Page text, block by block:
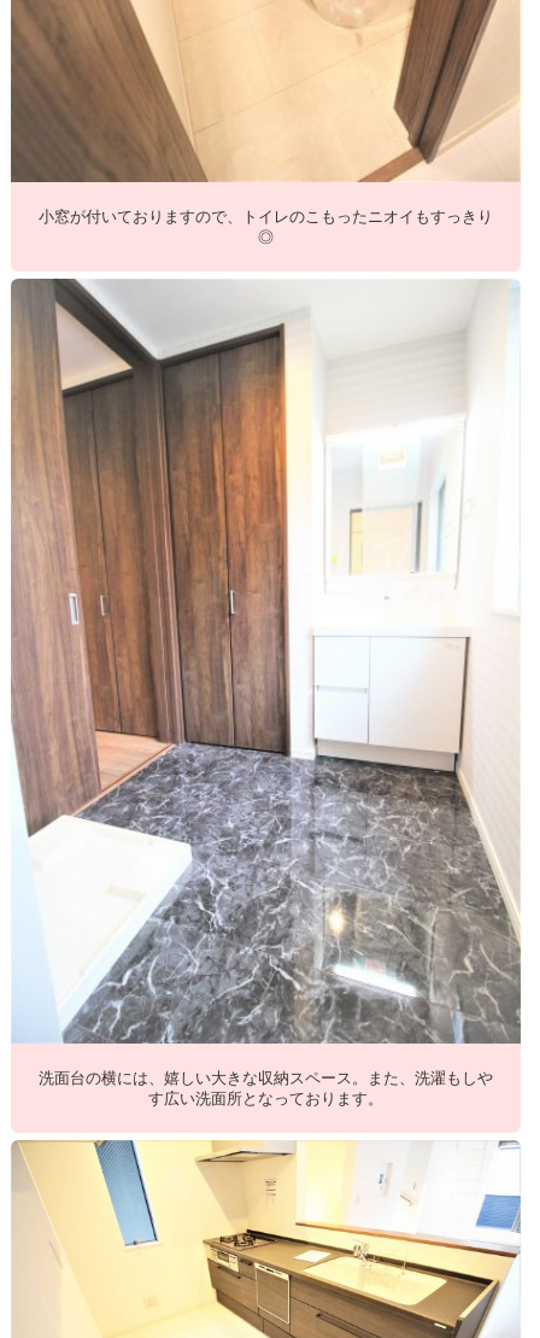
小窓が付いておりますので、トイレのこもったニオイもすっきり
◎
洗面台の横には、嬉しい大きな収納スペース。また、洗濯もしや
す広い洗面所となっております。